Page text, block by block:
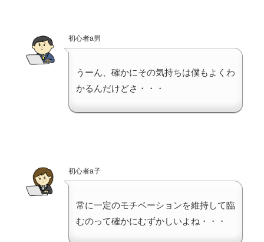
初心者a男
うーん、確かにその気持ちは僕もよくわ
かるんだけどさ・・・
初心者a子
常に一定のモチベーションを維持して臨
むのって確かにむずかしいよね・・・